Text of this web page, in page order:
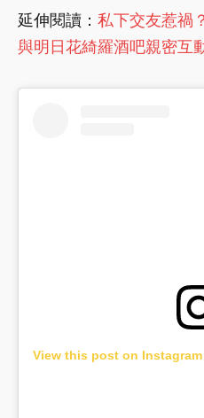
延伸閱讀： 私下交友惹禍
與明日花綺羅酒吧親密互
View this post on Instagram